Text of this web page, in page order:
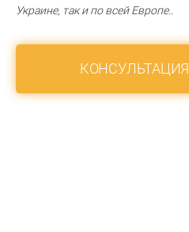
Украине, так и по всей Европе..
КОНСУЛЬТАЦИЯ